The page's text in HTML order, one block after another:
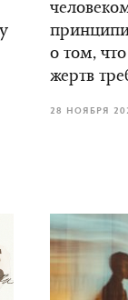
о том,
жертв
28 НОЯБРЯ